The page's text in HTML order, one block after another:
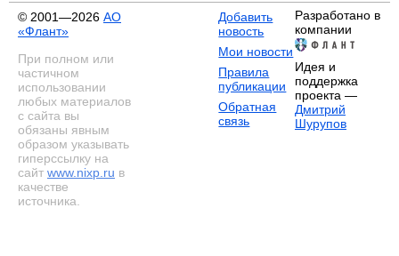
© 2001—2026 АО
«Флант»
При полном или
частичном
использовании
любых материалов
с сайта вы
обязаны явным
образом указывать
гиперссылку на
сайт www.nixp.ru в
качестве
источника.
Добавить
новость
Мои новости
Правила
публикации
Обратная
связь
Разработано в
компании
Идея и
поддержка
проекта —
Дмитрий
Шурупов